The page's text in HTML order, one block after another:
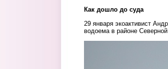
Как дошло до суда
29 января экоактивист
водоема в районе Северной